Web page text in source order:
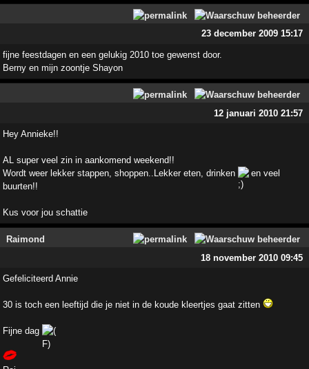
23 december 2009 15:17
fijne feestdagen en een gelukig 2010 toe gewenst door.
Berny en mijn zoontje Shayon
12 januari 2010 21:57
Hey Annieke!!
AL super veel zin in aankomend weekend!!
Wordt weer lekker stappen, shoppen..Lekker eten, drinken
en veel
buurten!!
Kus voor jou schattie
Raimond
18 november 2010 09:45
Gefeliciteerd Annie
30 is toch een leeftijd die je niet in de koude kleertjes gaat zitten
Fijne dag